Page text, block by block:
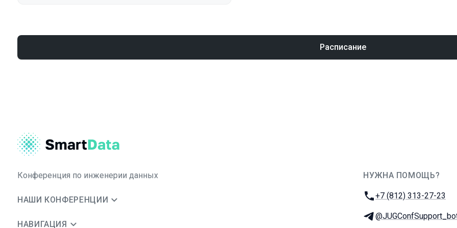
Расписание
Конференция по инженерии данных
НАШИ КОНФЕРЕНЦИИ
НАВИГАЦИЯ
НУЖНА ПОМОЩЬ?
Телефон:
+7 (812) 313-27-23
Телеграм: